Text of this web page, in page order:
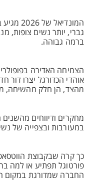
גברי, יותר נשים צופות,
ברמה גבוהה.
הצמיחה האדירה
אוהדי הכדורגל יצרו
מהצד, הן חלק מהשיחה,
מחקרים ודיווחים
במעורבות ובצפייה של
כך קרה שבקבוצת
פורטוגל תפתיע או למה
החברה שמדורגת במקום